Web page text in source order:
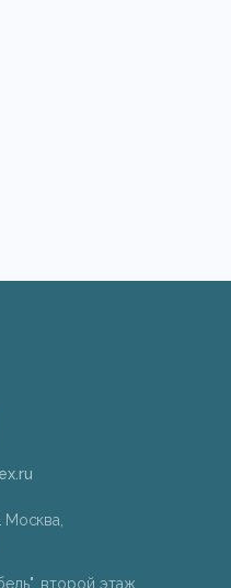
Москва,
второй этаж,